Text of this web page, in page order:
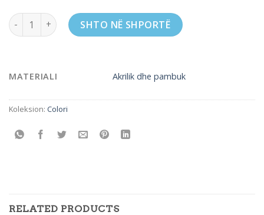
Kualiteti Colori quantitySHTO NË SHPORTË
MATERIALI Akrilik dhe pambuk
Koleksion: Colori
RELATED PRODUCTS